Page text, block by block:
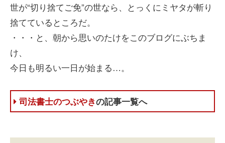
世が“切り捨てご免”の世なら、とっくにミヤタが斬り
捨てているところだ。
・・・と、朝から思いのたけをこのブログにぶちま
け、
今日も明るい一日が始まる…。
司法書士のつぶやきの記事一覧へ